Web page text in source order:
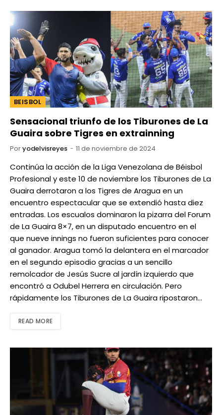
BEISBOL
Sensacional triunfo de los Tiburones de La
Guaira sobre Tigres en extrainning
Poryodelvisreyes 11 de noviembre de 2024
Continúa la acción de la Liga Venezolana de Béisbol
Profesional y este 10 de noviembre los Tiburones de La
Guaira derrotaron a los Tigres de Aragua en un
encuentro espectacular que se extendió hasta diez
entradas. Los escualos dominaron la pizarra del Forum
de La Guaira 8×7, en un disputado encuentro en el
que nueve innings no fueron suficientes para conocer
al ganador. Aragua tomó la delantera en el marcador
en el segundo episodio gracias a un sencillo
remolcador de Jesús Sucre al jardín izquierdo que
encontró a Odubel Herrera en circulación. Pero
rápidamente los Tiburones de La Guaira ripostaron…
READ MORE